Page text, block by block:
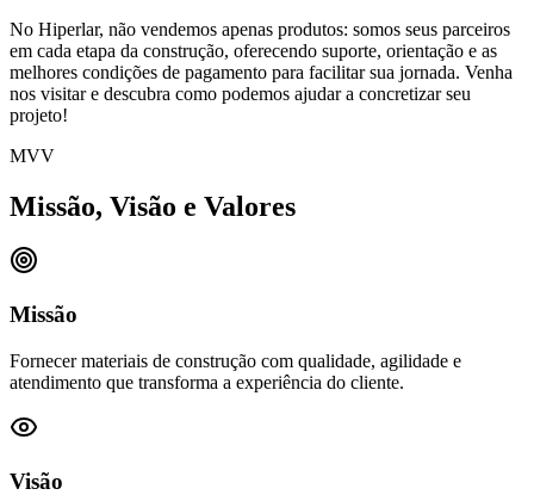
No Hiperlar, não vendemos apenas produtos: somos seus parceiros
em cada etapa da construção, oferecendo suporte, orientação e as
melhores condições de pagamento para facilitar sua jornada. Venha
nos visitar e descubra como podemos ajudar a concretizar seu
projeto!
MVV
Missão, Visão e Valores
Missão
Fornecer materiais de construção com qualidade, agilidade e
atendimento que transforma a experiência do cliente.
Visão